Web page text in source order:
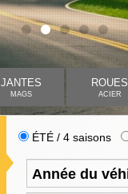
JANTES
MAGS
ROUES
ACIER
ÉTÉ / 4 saisons